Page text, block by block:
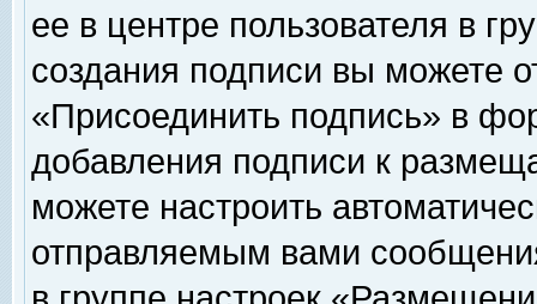
ее в центре пользователя в
создания подписи вы можете
«Присоединить подпись» в
добавления подписи к
можете настроить
отправляемым вами